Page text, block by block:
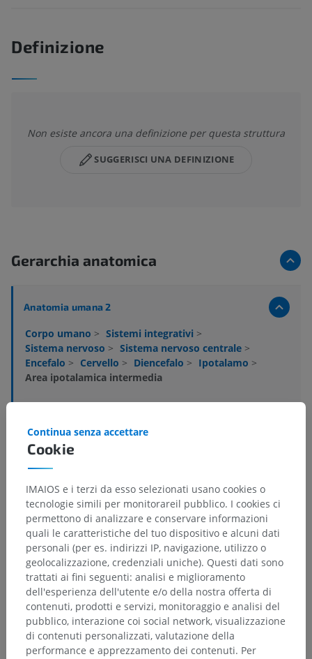
Definizione
Non esiste ancora una definizione per questa struttura
SUGGERISCI UNA DEFINIZIONE
Gerarchia anatomica
Anatomia umana 2
Corpo umano > Sistemi integrativi >
Sistema nervoso > Sistema nervoso centrale >
Encefalo > Cervello > Diencefalo > Ipotalamo >
Area ipotalamica intermedia
Nucleo arcuato
Nucleo ventromediale dell'ipotalamo
Parte tuberale della zona laterale dell'ipotalamo
Traduzioni
Cookie
Continua senza accettare
IMAIOS e i terzi da esso selezionati usano cookies o
tecnologie simili per monitorareil pubblico. I cookies ci
permettono di analizzare e conservare informazioni
quali le caratteristiche del tuo dispositivo e alcuni dati
personali (per es. indirizzi IP, navigazione, utilizzo o
geolocalizzazione, credenziali uniche). Questi dati sono
trattati ai fini seguenti: analisi e miglioramento
dell'esperienza dell'utente e/o della nostra offerta di
contenuti, prodotti e servizi, monitoraggio e analisi del
pubblico, interazione coi social network, visualizzazione
di contenuti personalizzati, valutazione della
performance e apprezzamento dei contenuti. Per